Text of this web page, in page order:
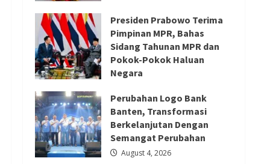
Presiden Prabowo Terima
Pimpinan MPR, Bahas
Sidang Tahunan MPR dan
Pokok-Pokok Haluan
Negara
Perubahan Logo Bank
Banten, Transformasi
Berkelanjutan Dengan
Semangat Perubahan
August 4, 2026